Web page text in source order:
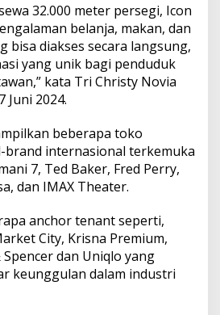
32.000 meter persegi, Icon
belanja, makan, dan
bisa diakses secara langsung,
yang unik bagi penduduk
kata Tri Christy Novia
Juni 2024.
beberapa toko
brand internasional terkemuka
7, Ted Baker, Fred Perry,
dan IMAX Theater.
anchor tenant seperti,
City, Krisna Premium,
dan Uniqlo yang
keunggulan dalam industri